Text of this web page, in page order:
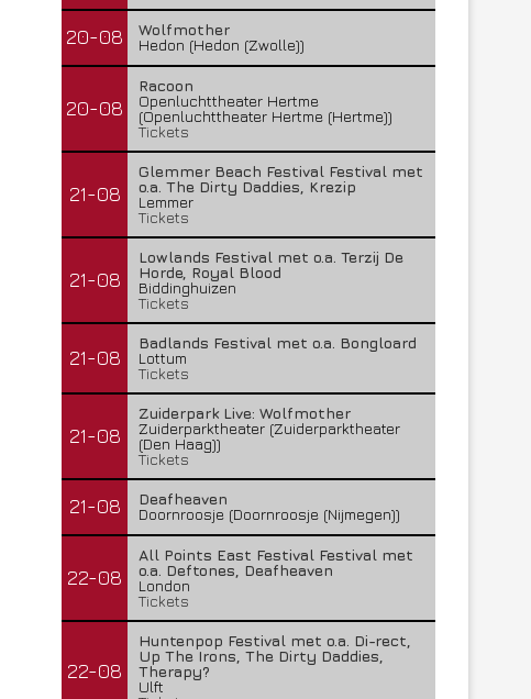
20-08
Wolfmother
Hedon (Hedon (Zwolle))
20-08
Racoon
Openluchttheater Hertme
(Openluchttheater Hertme (Hertme))
Tickets
21-08
Glemmer Beach Festival Festival met
o.a. The Dirty Daddies, Krezip
Lemmer
Tickets
21-08
Lowlands Festival met o.a. Terzij De
Horde, Royal Blood
Biddinghuizen
Tickets
21-08
Badlands Festival met o.a. Bongloard
Lottum
Tickets
21-08
Zuiderpark Live: Wolfmother
Zuiderparktheater (Zuiderparktheater
(Den Haag))
Tickets
21-08
Deafheaven
Doornroosje (Doornroosje (Nijmegen))
22-08
All Points East Festival Festival met
o.a. Deftones, Deafheaven
London
Tickets
22-08
Huntenpop Festival met o.a. Di-rect,
Up The Irons, The Dirty Daddies,
Therapy?
Ulft